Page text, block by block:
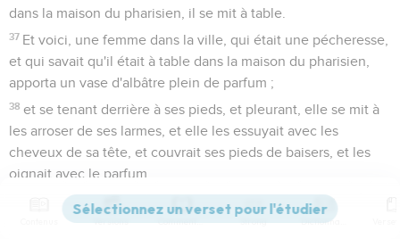
dans la maison du pharisien, il se mit à table.
37 Et voici, une femme dans la ville, qui était une pécheresse,
et qui savait qu'il était à table dans la maison du pharisien,
apporta un vase d'albâtre plein de parfum ;
38 et se tenant derrière à ses pieds, et pleurant, elle se mit à
les arroser de ses larmes, et elle les essuyait avec les
cheveux de sa tête, et couvrait ses pieds de baisers, et les
oignait avec le parfum.
Et le pharisien qui l'avait convié, voyant cela, dit en lui-
même : Celui-ci, s'il était prophète, saurait qui et quelle est
Versions Commentaires Strong